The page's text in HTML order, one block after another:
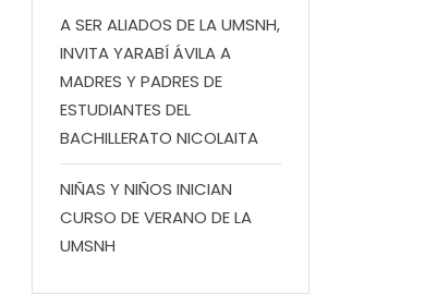
A SER ALIADOS DE LA UMSNH,
INVITA YARABÍ ÁVILA A
MADRES Y PADRES DE
ESTUDIANTES DEL
BACHILLERATO NICOLAITA
NIÑAS Y NIÑOS INICIAN
CURSO DE VERANO DE LA
UMSNH